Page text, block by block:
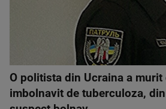
O politista din Ucraina a murit
imbolnavit de tuberculoza,